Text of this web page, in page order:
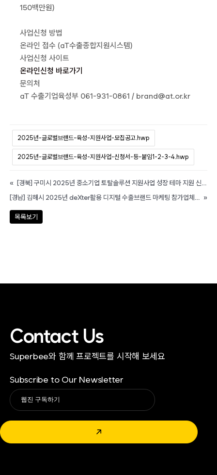
150백만원)
사업신청 방법
온라인 접수 (aT수출종합지원시스템)
사업신청 사이트
온라인신청 바로가기
문의처
aT 수출기업육성부 061-931-0861 / brand@at.or.kr
2025년-글로벌브랜드-육성-지원사업-모집공고.hwp
2025년-글로벌브랜드-육성-지원사업-신청서-등-붙임1-2-3-4.hwp
«
[경북] 구미시 2025년 중소기업 토탈솔루션 지원사업 성장 테마 지원 신청기업 모집 공고
[경남] 김해시 2025년 deXter활용 디지털 수출브랜드 마케팅 참가업체 모집 공고
»
목록보기
Contact Us
Superbee와 함께 프로젝트를 시작해 보세요
Subscribe to Our Newsletter
↗
Alternative: